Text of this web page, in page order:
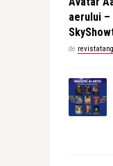
aerului –
de